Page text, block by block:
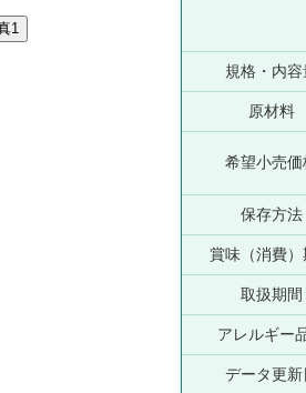
規格・内容
原材料
希望小売価
保存方法
賞味（消費）
取扱期間
アレルギー
データ更新